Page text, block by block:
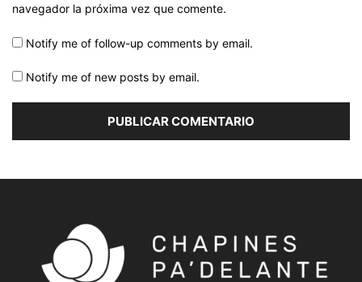
navegador la próxima vez que comente.
Notify me of follow-up comments by email.
Notify me of new posts by email.